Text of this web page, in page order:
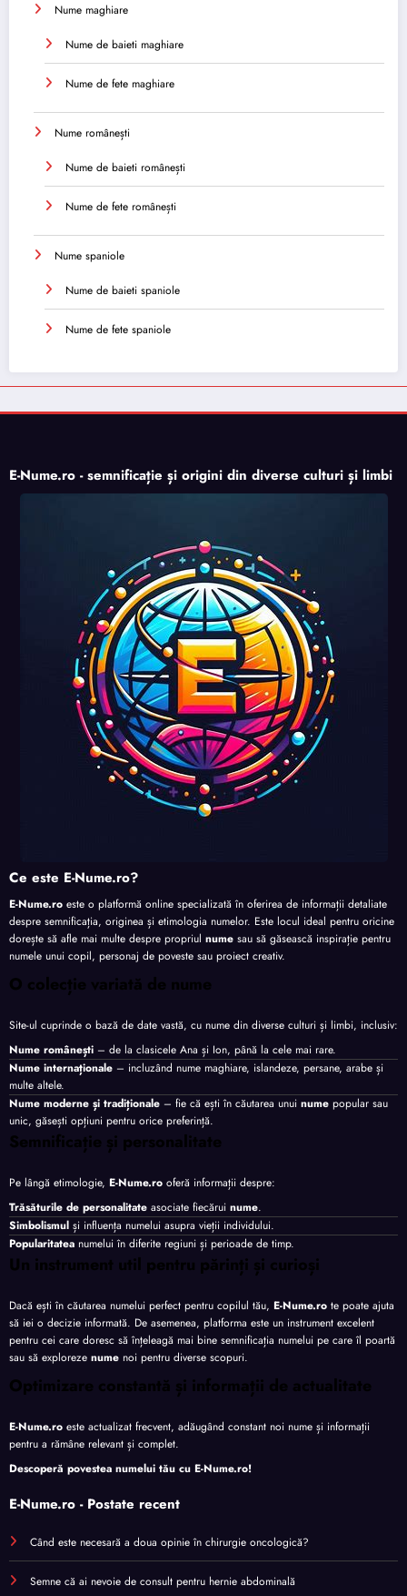
Nume maghiare
Nume de baieti maghiare
Nume de fete maghiare
Nume românești
Nume de baieti românești
Nume de fete românești
Nume spaniole
Nume de baieti spaniole
Nume de fete spaniole
E-Nume.ro - semnificație și origini din diverse culturi și limbi
Ce este E-Nume.ro?
E-Nume.ro este o platformă online specializată în oferirea de informații detaliate
despre semnificația, originea și etimologia numelor. Este locul ideal pentru oricine
dorește să afle mai multe despre propriul nume sau să găsească inspirație pentru
numele unui copil, personaj de poveste sau proiect creativ.
O colecție variată de nume
Site-ul cuprinde o bază de date vastă, cu nume din diverse culturi și limbi, inclusiv:
Nume românești – de la clasicele Ana și Ion, până la cele mai rare.
Nume internaționale – incluzând nume maghiare, islandeze, persane, arabe și
multe altele.
Nume moderne și tradiționale – fie că ești în căutarea unui nume popular sau
unic, găsești opțiuni pentru orice preferință.
Semnificație și personalitate
Pe lângă etimologie, E-Nume.ro oferă informații despre:
Trăsăturile de personalitate asociate fiecărui nume.
Simbolismul și influența numelui asupra vieții individului.
Popularitatea numelui în diferite regiuni și perioade de timp.
Un instrument util pentru părinți și curioși
Dacă ești în căutarea numelui perfect pentru copilul tău, E-Nume.ro te poate ajuta
să iei o decizie informată. De asemenea, platforma este un instrument excelent
pentru cei care doresc să înțeleagă mai bine semnificația numelui pe care îl poartă
sau să exploreze nume noi pentru diverse scopuri.
Optimizare constantă și informații de actualitate
E-Nume.ro este actualizat frecvent, adăugând constant noi nume și informații
pentru a rămâne relevant și complet.
Descoperă povestea numelui tău cu E-Nume.ro!
E-Nume.ro - Postate recent
Când este necesară a doua opinie în chirurgie oncologică?
Semne că ai nevoie de consult pentru hernie abdominală